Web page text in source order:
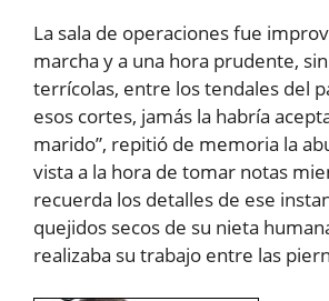
La sala de operaciones fue
marcha y a una hora prudente,
terrícolas, entre los tendales del
esos cortes, jamás la habría
marido”, repitió de memoria la
vista a la hora de tomar notas
recuerda los detalles de ese
quejidos secos de su nieta
realizaba su trabajo entre las